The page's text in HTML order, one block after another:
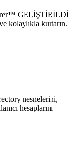
GELİŞTİRİLDİ
kolaylıkla kurtarın.
nesnelerini,
hesaplarını